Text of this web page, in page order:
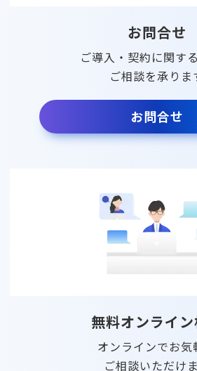
お問合せ
ご導入・契約に関す
ご相談を承りま
お問合せ
無料オンライ
オンラインでお気
ご相談いただけ